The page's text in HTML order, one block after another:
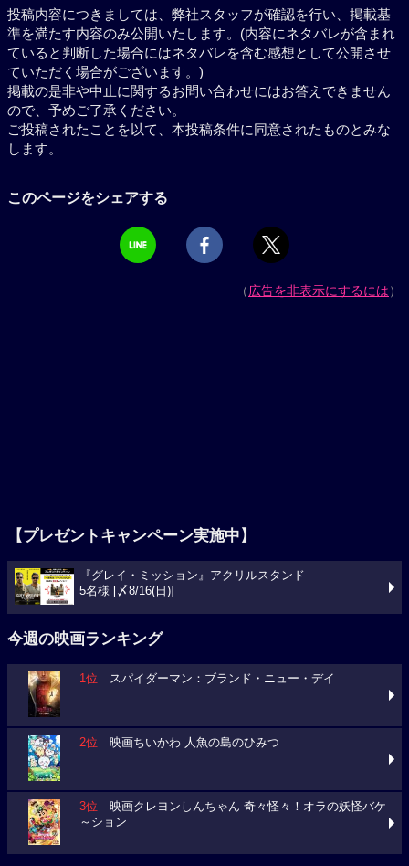
投稿内容につきましては、弊社スタッフが確認を行い、掲載基
準を満たす内容のみ公開いたします。(内容にネタバレが含まれ
ていると判断した場合にはネタバレを含む感想として公開させ
ていただく場合がございます。)
掲載の是非や中止に関するお問い合わせにはお答えできません
ので、予めご了承ください。
ご投稿されたことを以て、本投稿条件に同意されたものとみな
します。
このページをシェアする
（広告を非表示にするには）
【プレゼントキャンペーン実施中】
『グレイ・ミッション』アクリルスタンド
5名様 [〆8/16(日)]
今週の映画ランキング
1位 スパイダーマン：ブランド・ニュー・デイ
2位 映画ちいかわ 人魚の島のひみつ
3位 映画クレヨンしんちゃん 奇々怪々！オラの妖怪バケ
～ション